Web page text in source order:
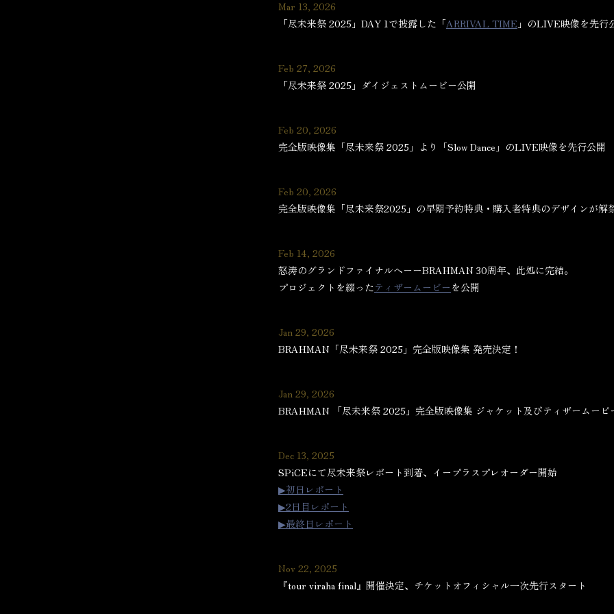
Mar 13, 2026
「尽未来祭 2025」DAY 1で披露した「ARRIVAL TIME 」のLIVE映像を先行
Feb 27, 2026
「尽未来祭 2025」ダイジェストムービー公開
Feb 20, 2026
完全版映像集「尽未来祭 2025」より「Slow Dance」のLIVE映像を先行公開
Feb 20, 2026
完全版映像集「尽未来祭2025」の早期予約特典・購入者特典のデザインが解
Feb 14, 2026
怒涛のグランドファイナルへーーBRAHMAN 30周年、此処に完結。
プロジェクトを綴ったティザームービー を公開
Jan 29, 2026
BRAHMAN「尽未来祭 2025」完全版映像集 発売決定！
Jan 29, 2026
BRAHMAN 「尽未来祭 2025」完全版映像集 ジャケット及びティザームービ
Dec 13, 2025
SPiCEにて尽未来祭レポート到着、イープラスプレオーダー開始
▶︎初日レポート
▶︎2日目レポート
▶︎最終日レポート
Nov 22, 2025
『tour viraha final』開催決定、チケットオフィシャル一次先行スタート